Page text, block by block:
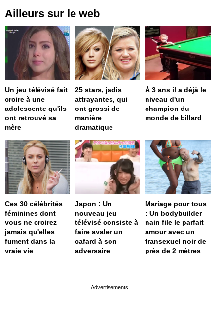
Ailleurs sur le web
Un jeu télévisé fait
croire à une
adolescente qu'ils
ont retrouvé sa
mère
25 stars, jadis
attrayantes, qui
ont grossi de
manière
dramatique
À 3 ans il a déjà le
niveau d'un
champion du
monde de billard
Ces 30 célébrités
féminines dont
vous ne croirez
jamais qu'elles
fument dans la
vraie vie
Japon : Un
nouveau jeu
télévisé consiste à
faire avaler un
cafard à son
adversaire
Mariage pour tous
: Un bodybuilder
nain file le parfait
amour avec un
transexuel noir de
près de 2 mètres